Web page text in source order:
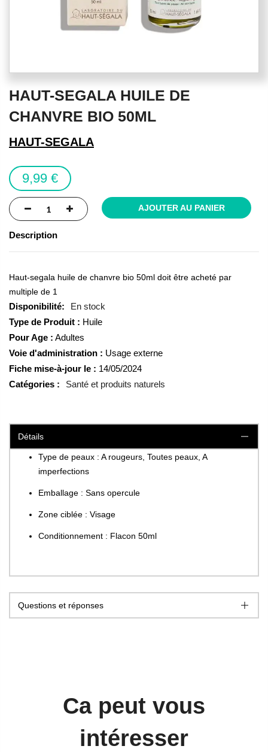
to
beginning
of
images
gallery
HAUT-SEGALA HUILE DE
CHANVRE BIO 50ML
HAUT-SEGALA
9,99 €
AJOUTER AU PANIER
Description
Haut-segala huile de chanvre bio 50ml doit être acheté par
multiple de 1
En stock
Type de Produit : Huile
Pour Age : Adultes
Voie d'administration : Usage externe
Fiche mise-à-jour le : 14/05/2024
Catégories :
Santé et produits naturels
Détails
Type de peaux : A rougeurs, Toutes peaux, A
imperfections
Emballage : Sans opercule
Zone ciblée : Visage
Conditionnement : Flacon 50ml
Questions et réponses
Ca peut vous
intéresser